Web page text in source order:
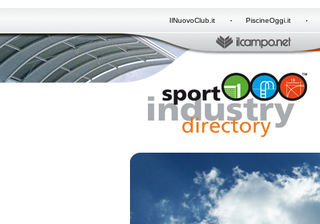
IlNuovoClub.it PiscineOggi.it